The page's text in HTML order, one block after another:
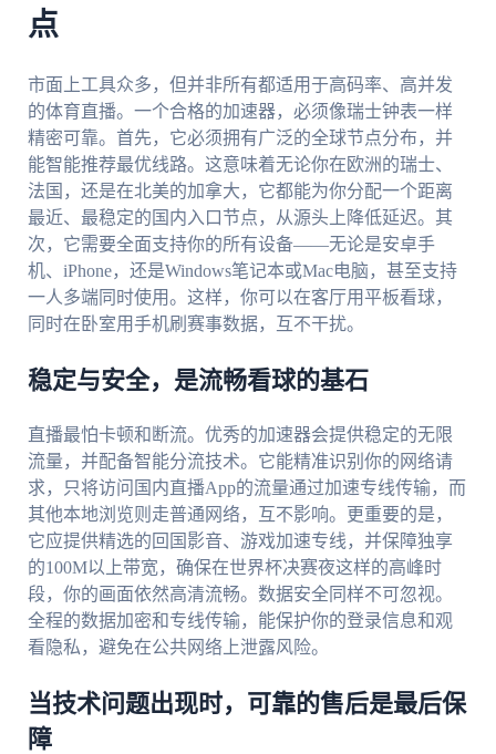
点
市面上工具众多，但并非所有都适用于高码率、高并发
的体育直播。一个合格的加速器，必须像瑞士钟表一样
精密可靠。首先，它必须拥有广泛的全球节点分布，并
能智能推荐最优线路。这意味着无论你在欧洲的瑞士、
法国，还是在北美的加拿大，它都能为你分配一个距离
最近、最稳定的国内入口节点，从源头上降低延迟。其
次，它需要全面支持你的所有设备——无论是安卓手
机、iPhone，还是Windows笔记本或Mac电脑，甚至支持
一人多端同时使用。这样，你可以在客厅用平板看球，
同时在卧室用手机刷赛事数据，互不干扰。
稳定与安全，是流畅看球的基石
直播最怕卡顿和断流。优秀的加速器会提供稳定的无限
流量，并配备智能分流技术。它能精准识别你的网络请
求，只将访问国内直播App的流量通过加速专线传输，而
其他本地浏览则走普通网络，互不影响。更重要的是，
它应提供精选的回国影音、游戏加速专线，并保障独享
的100M以上带宽，确保在世界杯决赛夜这样的高峰时
段，你的画面依然高清流畅。数据安全同样不可忽视。
全程的数据加密和专线传输，能保护你的登录信息和观
看隐私，避免在公共网络上泄露风险。
当技术问题出现时，可靠的售后是最后保
障